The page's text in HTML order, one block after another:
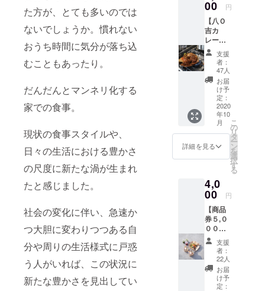
た方が、とても多いのでは
ないでしょうか。慣れない
おうち時間に気分が落ち込
むこともあったり。
だんだんとマンネリ化する
家での食事。
現状の食事スタイルや、
日々の生活における豊かさ
の尺度に新たな渦が生まれ
たと感じました。
社会の変化に伴い、急速か
つ大胆に変わりつつある自
分や周りの生活様式に戸惑
う人がいれば、この状況に
新たな豊かさを見出してい
えので
きる電
子チ
ケット×
２枚で
す。 ※
カレー
チケッ
ト有効
期限：
受取
日〜２
０２０
年１２
月末日
まで。
ださ
い！ ※
チケッ
トは
メール
に添付
致しま
す。カ
レーを
お受け
取りの
際にク
00 円
【八Ｏ
吉カ
レー
キット
（レシ
ピ付
き）５
食分】
八Ｏ吉
自慢の
ココ
ナッツ
キーマ
カレー
をご自
宅で♪
レンド
のスパ
イス
と、コ
コナッ
ツミル
ク、レ
シピを
セット
にして
お届け
致しま
支援
者：
47人
お届
け予
定：
2020
年10
月
詳細を見る
こ
の
リ
タ
ー
ン
を
選
択
す
る
4,0
00 円
【商品
券５,０
００円
分】 八
Ｏ吉で
お使い
いただ
ける
5,000円
支援
者：
22人
お届
け予
定：